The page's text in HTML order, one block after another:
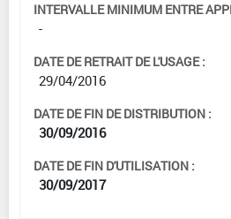
INTERVALLE MINIMUM ENTRE
-
DATE DE RETRAIT DE L'USAGE :
29/04/2016
DATE DE FIN DE DISTRIBUTION :
30/09/2016
DATE DE FIN D'UTILISATION :
30/09/2017